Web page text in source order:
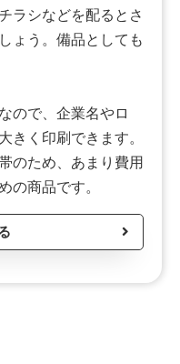
ラシなどを配るとさ
ょう。備品としても
ので、企業名やロ
きく印刷できます。
のため、あまり費用
の商品です。